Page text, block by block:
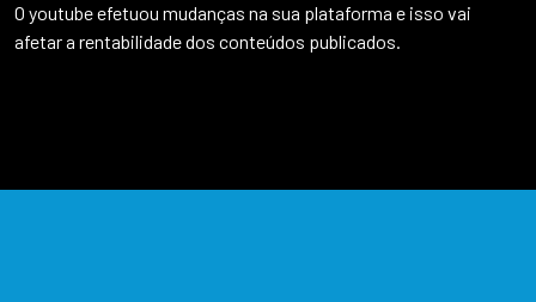
O youtube efetuou mudanças na sua plataforma e isso vai
afetar a rentabilidade dos conteúdos publicados.